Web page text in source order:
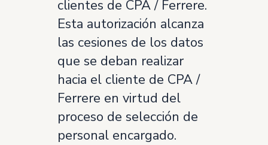
clientes de CPA / Ferrere.
Esta autorización alcanza
las cesiones de los datos
que se deban realizar
hacia el cliente de CPA /
Ferrere en virtud del
proceso de selección de
personal encargado.